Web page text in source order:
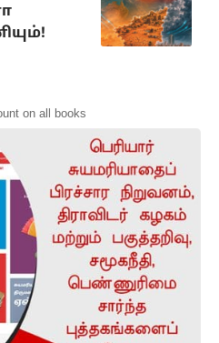
on all books